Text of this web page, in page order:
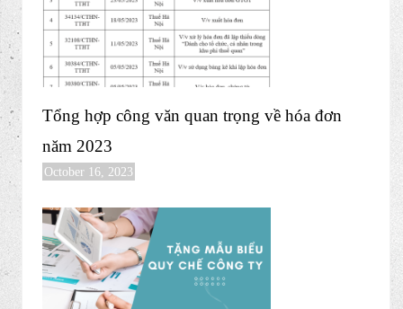
Bộ Hồ Sơ Cần Có Khi Xây Dựng Định Mức
Sản Xuất
October 19, 2023